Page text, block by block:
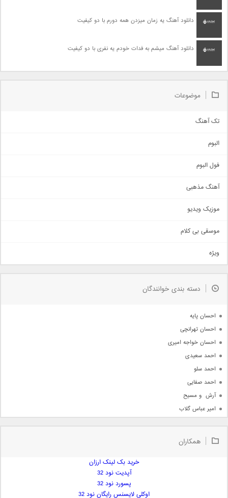
دانلود آهنگ یه زمان میزدن همه دورم با دو کیفیت
دانلود آهنگ میشم به فدات خودم یه نفری با دو کیفیت
موضوعات
تک آهنگ
اجتماعی
حماسی
سنتی
اهنگ بندرعباسی
دمو
مذهبی
جدیدترین ها
البوم
فول البوم
آهنگ مذهبی
موزیک ویدیو
موسقی بی کلام
ویژه
دسته بندی خوانندگان
احسان پایه
احسان تهرانچی
احسان خواجه امیری
احمد سعیدی
احمد سلو
احمد صفایی
آرش  و مسیح
امیر عباس گلاب
امیر علی
همکاران
خرید بک لینک ارزان
آپدیت نود 32
پسورد نود 32
اوکلی لایسنس رایگان نود 32